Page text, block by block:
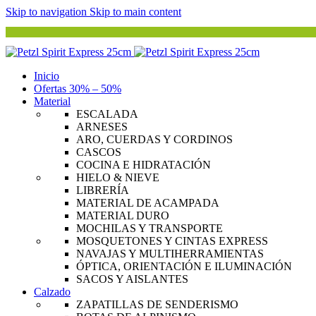
Skip to navigation Skip to main content
Inicio
Ofertas 30% – 50%
Material
ESCALADA
ARNESES
ARO, CUERDAS Y CORDINOS
CASCOS
COCINA E HIDRATACIÓN
HIELO & NIEVE
LIBRERÍA
MATERIAL DE ACAMPADA
MATERIAL DURO
MOCHILAS Y TRANSPORTE
MOSQUETONES Y CINTAS EXPRESS
NAVAJAS Y MULTIHERRAMIENTAS
ÓPTICA, ORIENTACIÓN E ILUMINACIÓN
SACOS Y AISLANTES
Calzado
ZAPATILLAS DE SENDERISMO